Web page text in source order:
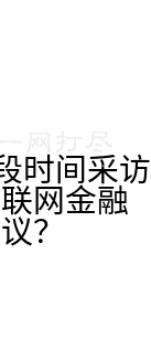
时间采访
网金融
？